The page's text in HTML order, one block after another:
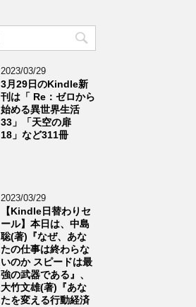
2023/03/29
3月29日のKindle新
刊は「 Re：ゼロから
始める異世界生活
33」「天空の扉
18」など311冊
2023/03/29
【Kindle日替わりセ
ール】本日は、中島
聡(著)『なぜ、あな
たの仕事は終わらな
いのか スピードは最
強の武器である』、
大竹文雄(著)『あな
たを変える行動経済